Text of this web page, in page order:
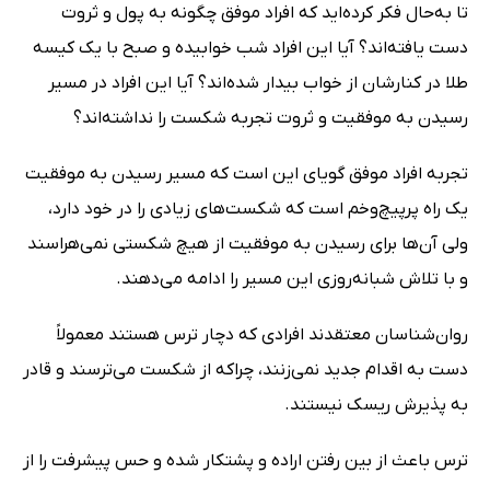
تا به‌حال فکر کرده‌اید که افراد موفق چگونه به پول و ثروت
دست یافته‌اند؟ آیا این افراد شب خوابیده و صبح با یک کیسه
طلا در کنارشان از خواب بیدار شده‌اند؟ آیا این افراد در مسیر
رسیدن به موفقیت و ثروت تجربه شکست را نداشته‌اند؟
تجربه افراد موفق گویای این است که مسیر رسیدن به موفقیت
یک راه پرپیچ‌وخم است که شکست‌های زیادی را در خود دارد،
ولی آن‌ها برای رسیدن به موفقیت از هیچ شکستی نمی‌هراسند
و با تلاش شبانه‌روزی این مسیر را ادامه می‌دهند.
روان‌شناسان معتقدند افرادی که دچار ترس هستند معمولاً
دست به اقدام جدید نمی‌زنند، چراکه از شکست می‌ترسند و قادر
به پذیرش ریسک نیستند.
ترس باعث از بین رفتن اراده و پشتکار شده و حس پیشرفت را از